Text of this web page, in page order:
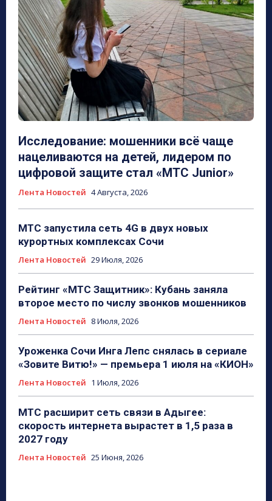
Исследование: мошенники всё чаще
нацеливаются на детей, лидером по
цифровой защите стал «МТС Junior»
Лента Новостей 4 Августа, 2026
МТС запустила сеть 4G в двух новых
курортных комплексах Сочи
Лента Новостей 29 Июля, 2026
Рейтинг «МТС Защитник»: Кубань заняла
второе место по числу звонков мошенников
Лента Новостей 8 Июля, 2026
Уроженка Сочи Инга Лепс снялась в сериале
«Зовите Витю!» — премьера 1 июля на «КИОН»
Лента Новостей 1 Июля, 2026
МТС расширит сеть связи в Адыгее:
скорость интернета вырастет в 1,5 раза в
2027 году
Лента Новостей 25 Июня, 2026